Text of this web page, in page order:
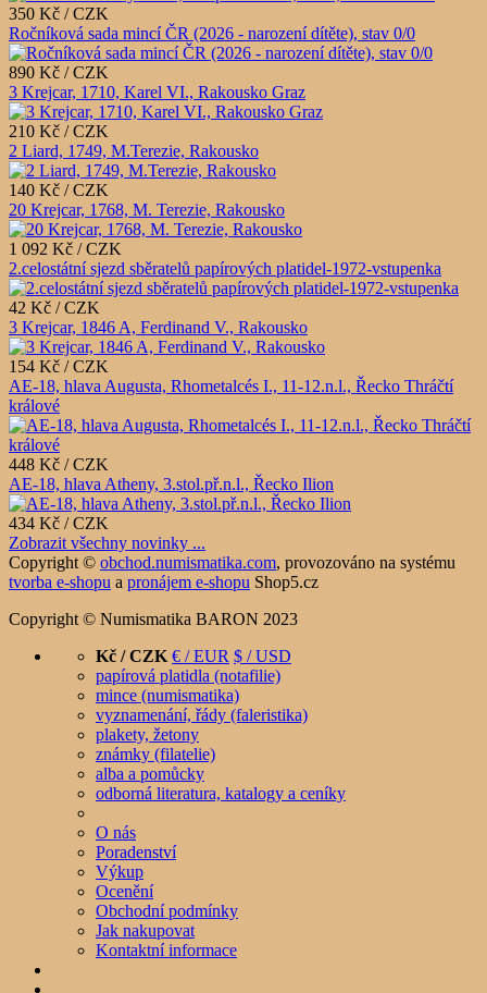
350 Kč / CZK
Ročníková sada mincí ČR (2026 - narození dítěte), stav 0/0
890 Kč / CZK
3 Krejcar, 1710, Karel VI., Rakousko Graz
210 Kč / CZK
2 Liard, 1749, M.Terezie, Rakousko
140 Kč / CZK
20 Krejcar, 1768, M. Terezie, Rakousko
1 092 Kč / CZK
2.celostátní sjezd sběratelů papírových platidel-1972-vstupenka
42 Kč / CZK
3 Krejcar, 1846 A, Ferdinand V., Rakousko
154 Kč / CZK
AE-18, hlava Augusta, Rhometalcés I., 11-12.n.l., Řecko Thráčtí
králové
448 Kč / CZK
AE-18, hlava Atheny, 3.stol.př.n.l., Řecko Ilion
434 Kč / CZK
Zobrazit všechny novinky ...
Copyright © obchod.numismatika.com, provozováno na systému
tvorba e-shopu a pronájem e-shopu Shop5.cz
Copyright © Numismatika BARON 2023
Kč / CZK € / EUR $ / USD
papírová platidla (notafilie)
mince (numismatika)
vyznamenání, řády (faleristika)
plakety, žetony
známky (filatelie)
alba a pomůcky
odborná literatura, katalogy a ceníky
O nás
Poradenství
Výkup
Ocenění
Obchodní podmínky
Jak nakupovat
Kontaktní informace